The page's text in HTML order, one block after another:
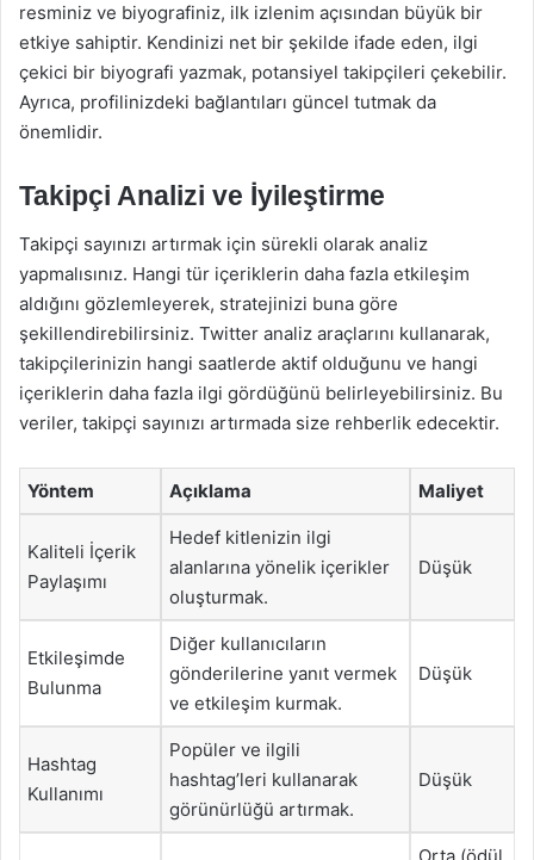
resminiz ve biyografiniz, ilk izlenim açısından büyük bir
etkiye sahiptir. Kendinizi net bir şekilde ifade eden, ilgi
çekici bir biyografi yazmak, potansiyel takipçileri çekebilir.
Ayrıca, profilinizdeki bağlantıları güncel tutmak da
önemlidir.
Takipçi Analizi ve İyileştirme
Takipçi sayınızı artırmak için sürekli olarak analiz
yapmalısınız. Hangi tür içeriklerin daha fazla etkileşim
aldığını gözlemleyerek, stratejinizi buna göre
şekillendirebilirsiniz. Twitter analiz araçlarını kullanarak,
takipçilerinizin hangi saatlerde aktif olduğunu ve hangi
içeriklerin daha fazla ilgi gördüğünü belirleyebilirsiniz. Bu
veriler, takipçi sayınızı artırmada size rehberlik edecektir.
Yöntem Açıklama Maliyet
Kaliteli İçerik
Paylaşımı
Hedef kitlenizin ilgi
alanlarına yönelik içerikler
oluşturmak.
Düşük
Etkileşimde
Bulunma
Diğer kullanıcıların
gönderilerine yanıt vermek
ve etkileşim kurmak.
Düşük
Hashtag
Kullanımı
Popüler ve ilgili
hashtag’leri kullanarak
görünürlüğü artırmak.
Düşük
Orta (ödül